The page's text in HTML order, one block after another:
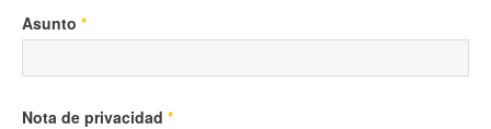
Asunto *
Nota de privacidad *